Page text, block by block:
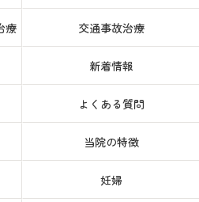
療 交通事故治療
新着情報
よくある質問
当院の特徴
妊婦